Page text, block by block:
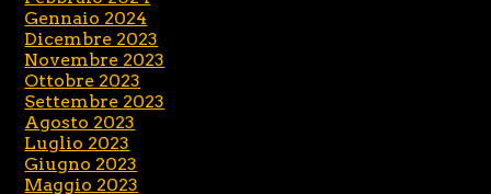
Gennaio 2024
Dicembre 2023
Novembre 2023
Ottobre 2023
Settembre 2023
Agosto 2023
Luglio 2023
Giugno 2023
Maggio 2023